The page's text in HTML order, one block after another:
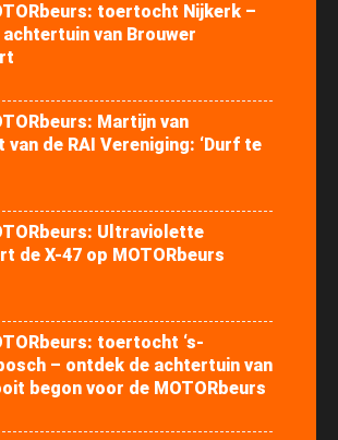
toertocht Nijkerk –
van Brouwer
Martijn van
van de RAI Vereniging: ‘Durf te
Ultraviolette
de X-47 op MOTORbeurs
toertocht ‘s-
– ontdek de achtertuin van
begon voor de MOTORbeurs